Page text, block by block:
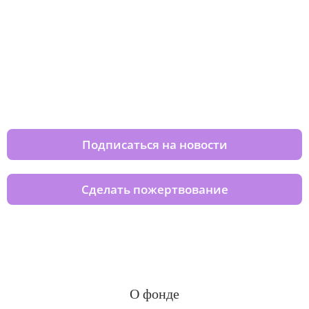
Подписаться на новости
Сделать пожертвование
О фонде